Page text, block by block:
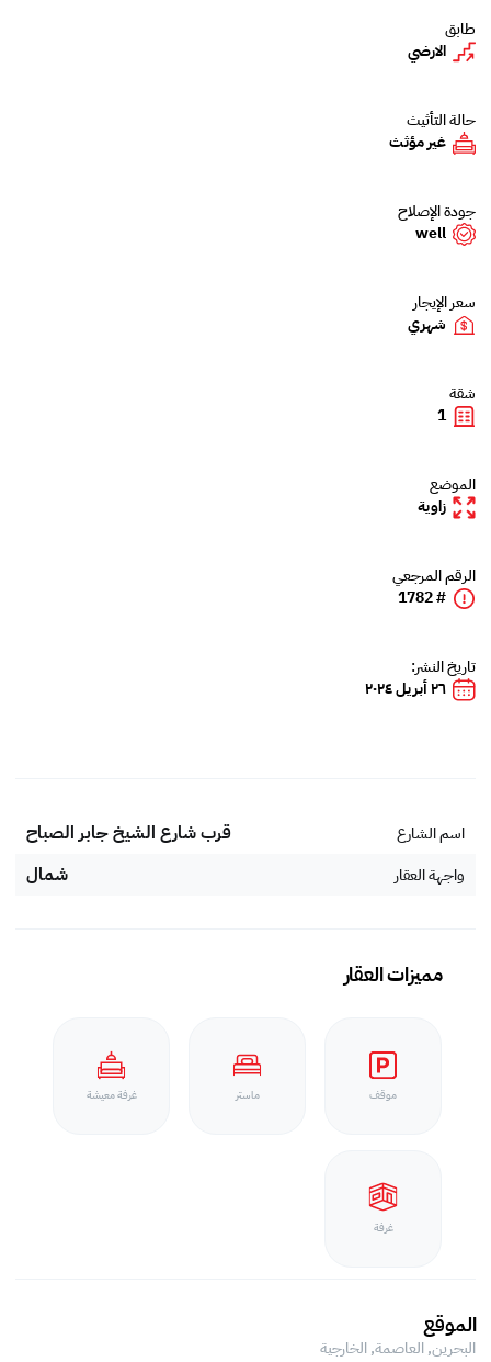
طابق
الارضي
حالة التأثيث
غير مؤثث
جودة الإصلاح
well
سعر الإيجار
شهري
شقة
1
الموضع
زاوية
الرقم المرجعي
# 1782
تاريخ النشر:
٢٦ أبريل ٢٠٢٤
اسم الشارع قرب شارع الشيخ جابر الصباح
واجهة العقار شمال
مميزات العقار
موقف ماستر غرفة معيشة
غرفة
الموقع
البحرين, العاصمة,الخارجية